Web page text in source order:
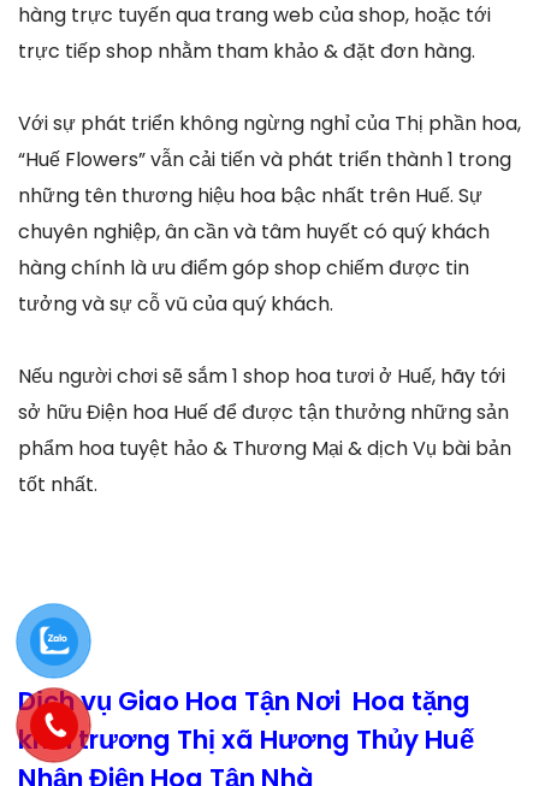
hàng trực tuyến qua trang web của shop, hoặc tới
trực tiếp shop nhằm tham khảo & đặt đơn hàng.
Với sự phát triển không ngừng nghỉ của Thị phần hoa,
“Huế Flowers” vẫn cải tiến và phát triển thành 1 trong
những tên thương hiệu hoa bậc nhất trên Huế. Sự
chuyên nghiệp, ân cần và tâm huyết có quý khách
hàng chính là ưu điểm góp shop chiếm được tin
tưởng và sự cỗ vũ của quý khách.
Nếu người chơi sẽ sắm 1 shop hoa tươi ở Huế, hãy tới
sở hữu Điện hoa Huế để được tận thưởng những sản
phẩm hoa tuyệt hảo & Thương Mại & dịch Vụ bài bản
tốt nhất.
Dịch vụ Giao Hoa Tận Nơi Hoa tặng
khai trương Thị xã Hương Thủy Huế